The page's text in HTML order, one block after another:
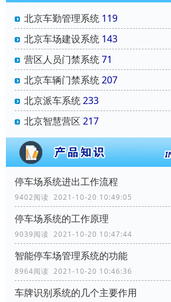
北京车勤管理系统 119
北京车场建设系统 143
营区人员门禁系统71
北京车辆门禁系统207
北京派车系统233
北京智慧营区 217
停车场系统进出工作流程
9402阅读 2021-10-20 10:49:05
停车场系统的工作原理
9039阅读 2021-10-20 10:47:44
智能停车场管理系统的功能
8964阅读 2021-10-20 10:46:36
车牌识别系统的几个主要作用